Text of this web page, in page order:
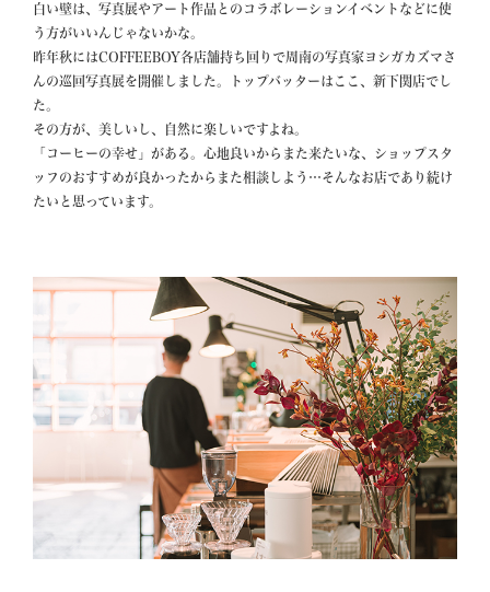
白い壁は、写真展やアート作品とのコラボレーションイベントなどに使
う方がいいんじゃないかな。
昨年秋にはCOFFEEBOY各店舗持ち回りで周南の写真家ヨシガカズマさ
んの巡回写真展を開催しました。トップバッターはここ、新下関店でし
た。
その方が、美しいし、自然に楽しいですよね。
「コーヒーの幸せ」がある。心地良いからまた来たいな、ショップスタ
ッフのおすすめが良かったからまた相談しよう…そんなお店であり続け